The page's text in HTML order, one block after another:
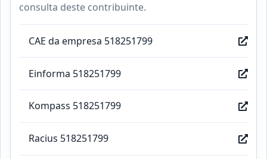
consulta deste contribuinte.
CAE da empresa 518251799
Einforma 518251799
Kompass 518251799
Racius 518251799